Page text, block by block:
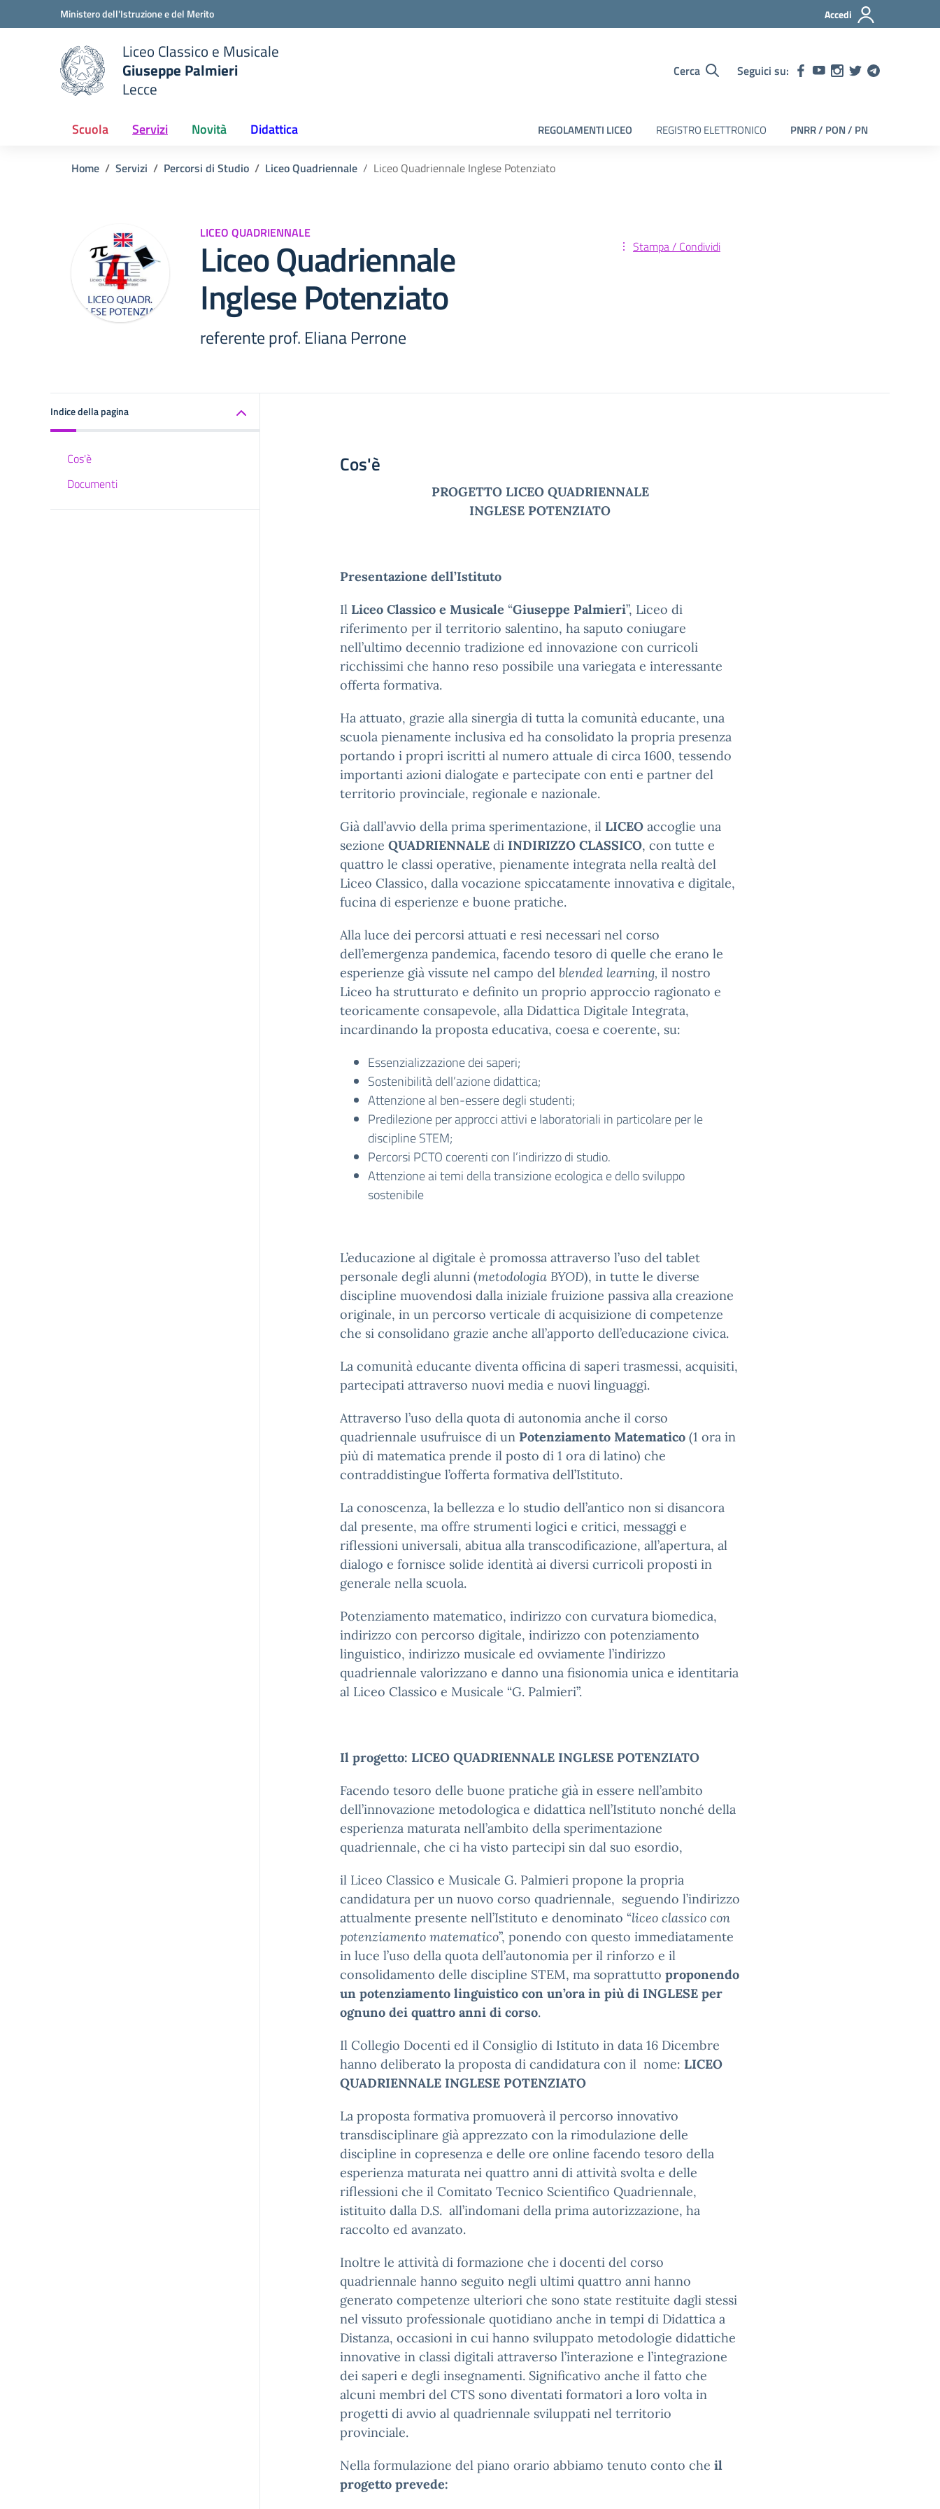
Vai ai contenuti
Vai al menu di navigazioneMinistero dell'Istruzione e del Merito Accedi
scuola
Liceo Classico e Musicale
Giuseppe Palmieri
Lecce
Cerca Seguici su:
Scuola Servizi Novità Didattica REGOLAMENTI LICEO REGISTRO ELETTRONICO PNRR / PON / PN
Home Servizi Percorsi di Studio Liceo Quadriennale Liceo Quadriennale Inglese Potenziato
LICEO QUADRIENNALE
Liceo Quadriennale
Inglese Potenziato
referente prof. Eliana Perrone
Stampa / Condividi
Indice della pagina
Cos'è
Documenti
Cos'è
PROGETTO LICEO QUADRIENNALE
INGLESE POTENZIATO
Presentazione dell’Istituto
Il Liceo Classico e Musicale “Giuseppe Palmieri”, Liceo di
riferimento per il territorio salentino, ha saputo coniugare
nell’ultimo decennio tradizione ed innovazione con curricoli
ricchissimi che hanno reso possibile una variegata e interessante
offerta formativa.
Ha attuato, grazie alla sinergia di tutta la comunità educante, una
scuola pienamente inclusiva ed ha consolidato la propria presenza
portando i propri iscritti al numero attuale di circa 1600, tessendo
importanti azioni dialogate e partecipate con enti e partner del
territorio provinciale, regionale e nazionale.
Già dall’avvio della prima sperimentazione, il LICEO accoglie una
sezione QUADRIENNALE di INDIRIZZO CLASSICO, con tutte e
quattro le classi operative, pienamente integrata nella realtà del
Liceo Classico, dalla vocazione spiccatamente innovativa e digitale,
fucina di esperienze e buone pratiche.
Alla luce dei percorsi attuati e resi necessari nel corso
dell’emergenza pandemica, facendo tesoro di quelle che erano le
esperienze già vissute nel campo del blended learning, il nostro
Liceo ha strutturato e definito un proprio approccio ragionato e
teoricamente consapevole, alla Didattica Digitale Integrata,
incardinando la proposta educativa, coesa e coerente, su:
Essenzializzazione dei saperi;
Sostenibilità dell’azione didattica;
Attenzione al ben-essere degli studenti;
Predilezione per approcci attivi e laboratoriali in particolare per le
discipline STEM;
Percorsi PCTO coerenti con l’indirizzo di studio.
Attenzione ai temi della transizione ecologica e dello sviluppo
sostenibile
L’educazione al digitale è promossa attraverso l’uso del tablet
personale degli alunni (metodologia BYOD), in tutte le diverse
discipline muovendosi dalla iniziale fruizione passiva alla creazione
originale, in un percorso verticale di acquisizione di competenze
che si consolidano grazie anche all’apporto dell’educazione civica.
La comunità educante diventa officina di saperi trasmessi, acquisiti,
partecipati attraverso nuovi media e nuovi linguaggi.
Attraverso l’uso della quota di autonomia anche il corso
quadriennale usufruisce di un Potenziamento Matematico (1 ora in
più di matematica prende il posto di 1 ora di latino) che
contraddistingue l’offerta formativa dell’Istituto.
La conoscenza, la bellezza e lo studio dell’antico non si disancora
dal presente, ma offre strumenti logici e critici, messaggi e
riflessioni universali, abitua alla transcodificazione, all’apertura, al
dialogo e fornisce solide identità ai diversi curricoli proposti in
generale nella scuola.
Potenziamento matematico, indirizzo con curvatura biomedica,
indirizzo con percorso digitale, indirizzo con potenziamento
linguistico, indirizzo musicale ed ovviamente l’indirizzo
quadriennale valorizzano e danno una fisionomia unica e identitaria
al Liceo Classico e Musicale “G. Palmieri”.
Il progetto: LICEO QUADRIENNALE INGLESE POTENZIATO
Facendo tesoro delle buone pratiche già in essere nell’ambito
dell’innovazione metodologica e didattica nell’Istituto nonché della
esperienza maturata nell’ambito della sperimentazione
quadriennale, che ci ha visto partecipi sin dal suo esordio,
il Liceo Classico e Musicale G. Palmieri propone la propria
candidatura per un nuovo corso quadriennale, seguendo l’indirizzo
attualmente presente nell’Istituto e denominato “liceo classico con
potenziamento matematico”, ponendo con questo immediatamente
in luce l’uso della quota dell’autonomia per il rinforzo e il
consolidamento delle discipline STEM, ma soprattutto proponendo
un potenziamento linguistico con un’ora in più di INGLESE per
ognuno dei quattro anni di corso.
Il Collegio Docenti ed il Consiglio di Istituto in data 16 Dicembre
hanno deliberato la proposta di candidatura con il nome: LICEO
QUADRIENNALE INGLESE POTENZIATO
La proposta formativa promuoverà il percorso innovativo
transdisciplinare già apprezzato con la rimodulazione delle
discipline in copresenza e delle ore online facendo tesoro della
esperienza maturata nei quattro anni di attività svolta e delle
riflessioni che il Comitato Tecnico Scientifico Quadriennale,
istituito dalla D.S. all’indomani della prima autorizzazione, ha
raccolto ed avanzato.
Inoltre le attività di formazione che i docenti del corso
quadriennale hanno seguito negli ultimi quattro anni hanno
generato competenze ulteriori che sono state restituite dagli stessi
nel vissuto professionale quotidiano anche in tempi di Didattica a
Distanza, occasioni in cui hanno sviluppato metodologie didattiche
innovative in classi digitali attraverso l’interazione e l’integrazione
dei saperi e degli insegnamenti. Significativo anche il fatto che
alcuni membri del CTS sono diventati formatori a loro volta in
progetti di avvio al quadriennale sviluppati nel territorio
provinciale.
Nella formulazione del piano orario abbiamo tenuto conto che il
progetto prevede: